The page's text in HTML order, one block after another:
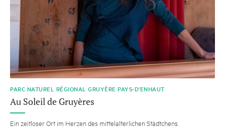
PARC NATUREL RÉGIONAL GRUYÈRE PAYS-D'ENHAUT
Au Soleil de Gruyères
Ein zeitloser Ort im Herzen des mittelalterlichen Städtchens.